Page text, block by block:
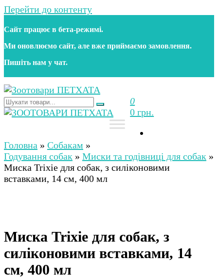
Перейти до контенту
Сайт працює в бета‑режимі.
Ми оновлюємо сайт, але вже приймаємо замовлення.
Пишіть нам у чат.
Зоотовари ПЕТХАТА
Зоомагазин для собак та котів | Корм, іграшки,
аксесуари та догляд за тваринами. Доставка по
0
0 грн.
Зоомагазин для собак та котів | Корм, іграшки,
аксесуари та догляд за тваринами. Доставка по
Україні
Головна » Собакам »
Годування собак » Миски та годівниці для собак »
Миска Trixie для собак, з силіконовими
вставками, 14 см, 400 мл
Миска Trixie для собак, з
силіконовими вставками, 14
см, 400 мл